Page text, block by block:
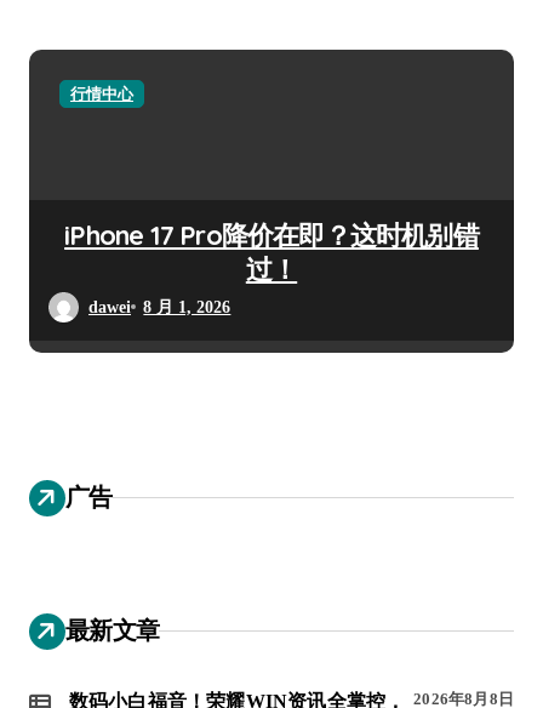
行情中心
iPhone 17 Pro降价在即？这时机别错
过！
dawei 8 月 1, 2026
广告
最新文章
数码小白福音！荣耀WIN资讯全掌控，
2026年8月8日